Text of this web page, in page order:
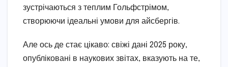
зустрічаються з теплим Гольфстрімом,
створюючи ідеальні умови для айсбергів.
Але ось де стає цікаво: свіжі дані 2025 року,
опубліковані в наукових звітах, вказують на те,